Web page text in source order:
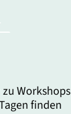
Tage
Workshops
finden